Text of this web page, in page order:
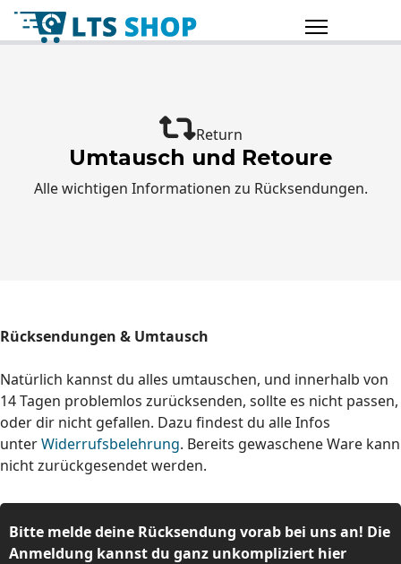
Return
Umtausch und Retoure
Alle wichtigen Informationen zu Rücksendungen.
Rücksendungen & Umtausch
Natürlich kannst du alles umtauschen, und innerhalb von
14 Tagen problemlos zurücksenden, sollte es nicht passen,
oder dir nicht gefallen. Dazu findest du alle Infos
unterWiderrufsbelehrung. Bereits gewaschene Ware kann
nicht zurückgesendet werden.
Bitte melde deine Rücksendung vorab bei uns an! Die
Anmeldung kannst du ganz unkompliziert hier